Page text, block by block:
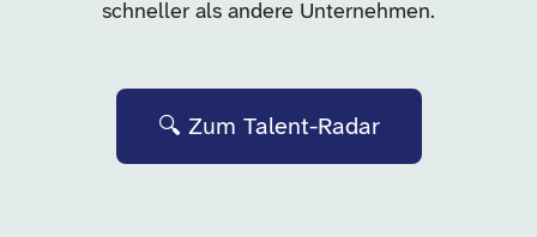
schneller als andere Unternehmen.
🔍 Zum Talent-Radar